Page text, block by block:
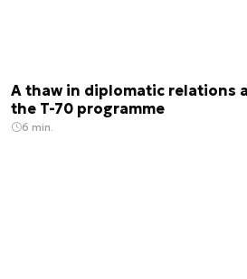
A thaw in diplomatic relations
the T-70 programme
6 min.